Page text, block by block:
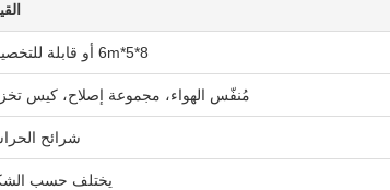
8*5*6m أو قابلة للتخصيص
مُنفّس الهواء، مجموعة إصلاح، كيس
شرائح
يختلف حسب